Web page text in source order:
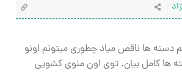
دسته ها ناقص میاد چطوری میتونم اونو
ها کامل بیان. توی اون منوی کشویی